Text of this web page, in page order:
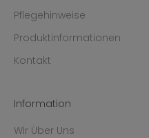
Pflegehinweise
Produktinformationen
Kontakt
Information
Wir Über Uns